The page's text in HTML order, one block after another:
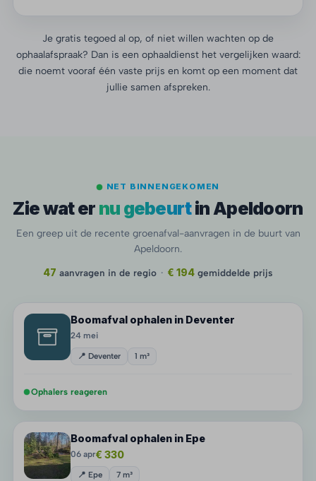
Je gratis tegoed al op, of niet willen wachten op de
ophaalafspraak? Dan is een ophaaldienst het vergelijken waard:
die noemt vooraf één vaste prijs en komt op een moment dat
jullie samen afspreken.
NET BINNENGEKOMEN
Zie wat er nu gebeurtin Apeldoorn
Een greep uit de recente groenafval-aanvragen in de buurt van
Apeldoorn.
47 aanvragen in de regio · € 194 gemiddelde prijs
Boomafval ophalen in Deventer
24 mei
📍 Deventer 1 m³
Ophalers reageren
Boomafval ophalen in Epe
06 apr€ 330
📍 Epe 7 m³